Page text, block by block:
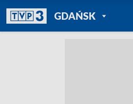
GDAŃSKPOWRÓT DO
TVP REGIONY